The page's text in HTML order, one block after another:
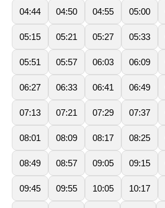
04:44 04:50 04:55 05:00
05:15 05:21 05:27 05:33
05:51 05:57 06:03 06:09
06:27 06:33 06:41 06:49
07:13 07:21 07:29 07:37
08:01 08:09 08:17 08:25
08:49 08:57 09:05 09:15
09:45 09:55 10:05 10:17